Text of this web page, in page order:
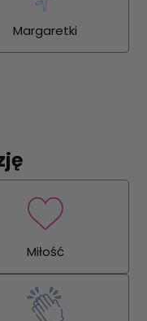
Margaretki
Miłość